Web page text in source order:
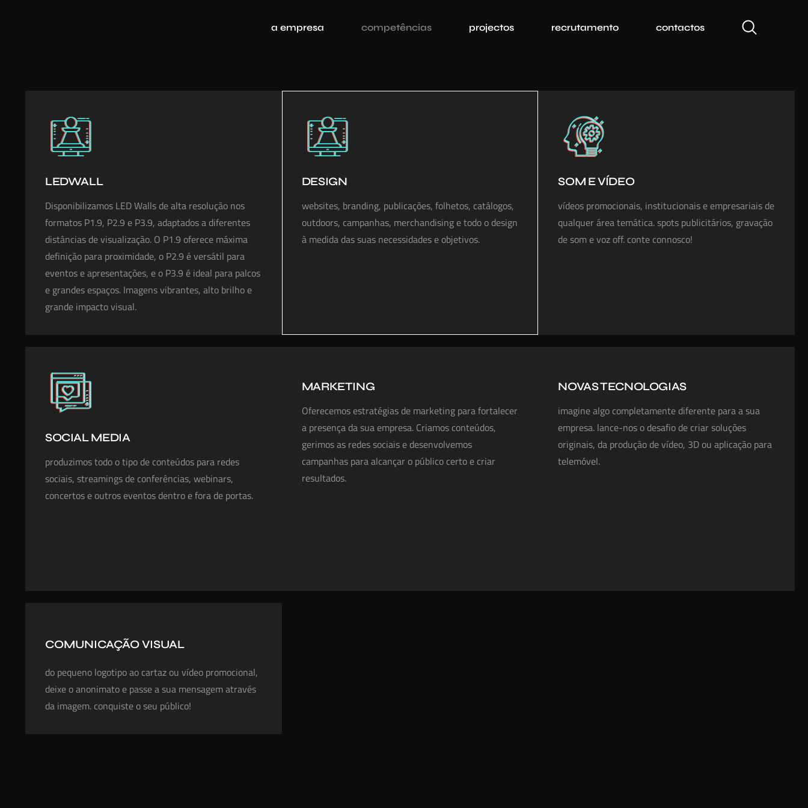
a empresa competências projectos recrutamento contactos
LEDWALL
Disponibilizamos LED Walls de alta resolução nos
formatos P1.9, P2.9 e P3.9, adaptados a diferentes
distâncias de visualização. O P1.9 oferece máxima
definição para proximidade, o P2.9 é versátil para
eventos e apresentações, e o P3.9 é ideal para palcos
e grandes espaços. Imagens vibrantes, alto brilho e
grande impacto visual.
DESIGN
websites, branding, publicações, folhetos, catálogos,
outdoors, campanhas, merchandising e todo o design
à medida das suas necessidades e objetivos.
SOM E VÍDEO
vídeos promocionais, institucionais e empresariais de
qualquer área temática. spots publicitários, gravação
de som e voz off. conte connosco!
SOCIAL MEDIA
produzimos todo o tipo de conteúdos para redes
sociais, streamings de conferências, webinars,
concertos e outros eventos dentro e fora de portas.
MARKETING
Oferecemos estratégias de marketing para fortalecer
a presença da sua empresa. Criamos conteúdos,
gerimos as redes sociais e desenvolvemos
campanhas para alcançar o público certo e criar
resultados.
NOVAS TECNOLOGIAS
imagine algo completamente diferente para a sua
empresa. lance-nos o desafio de criar soluções
originais, da produção de vídeo, 3D ou aplicação para
telemóvel.
COMUNICAÇÃO VISUAL
do pequeno logotipo ao cartaz ou vídeo promocional,
deixe o anonimato e passe a sua mensagem através
da imagem. conquiste o seu público!